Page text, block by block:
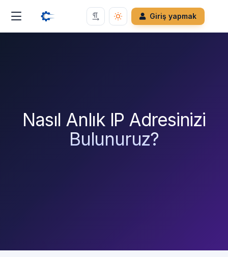
Giriş yapmak
Nasıl Anlık IP Adresinizi
Bulunuruz?